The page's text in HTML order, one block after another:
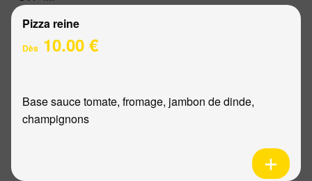
Pizza reine
Dès 10.00 €
Base sauce tomate, fromage, jambon de dinde,
champignons